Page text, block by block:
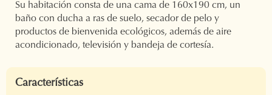
Su habitación consta de una cama de 160x190 cm, un
baño con ducha a ras de suelo, secador de pelo y
productos de bienvenida ecológicos, además de aire
acondicionado, televisión y bandeja de cortesía.
Características